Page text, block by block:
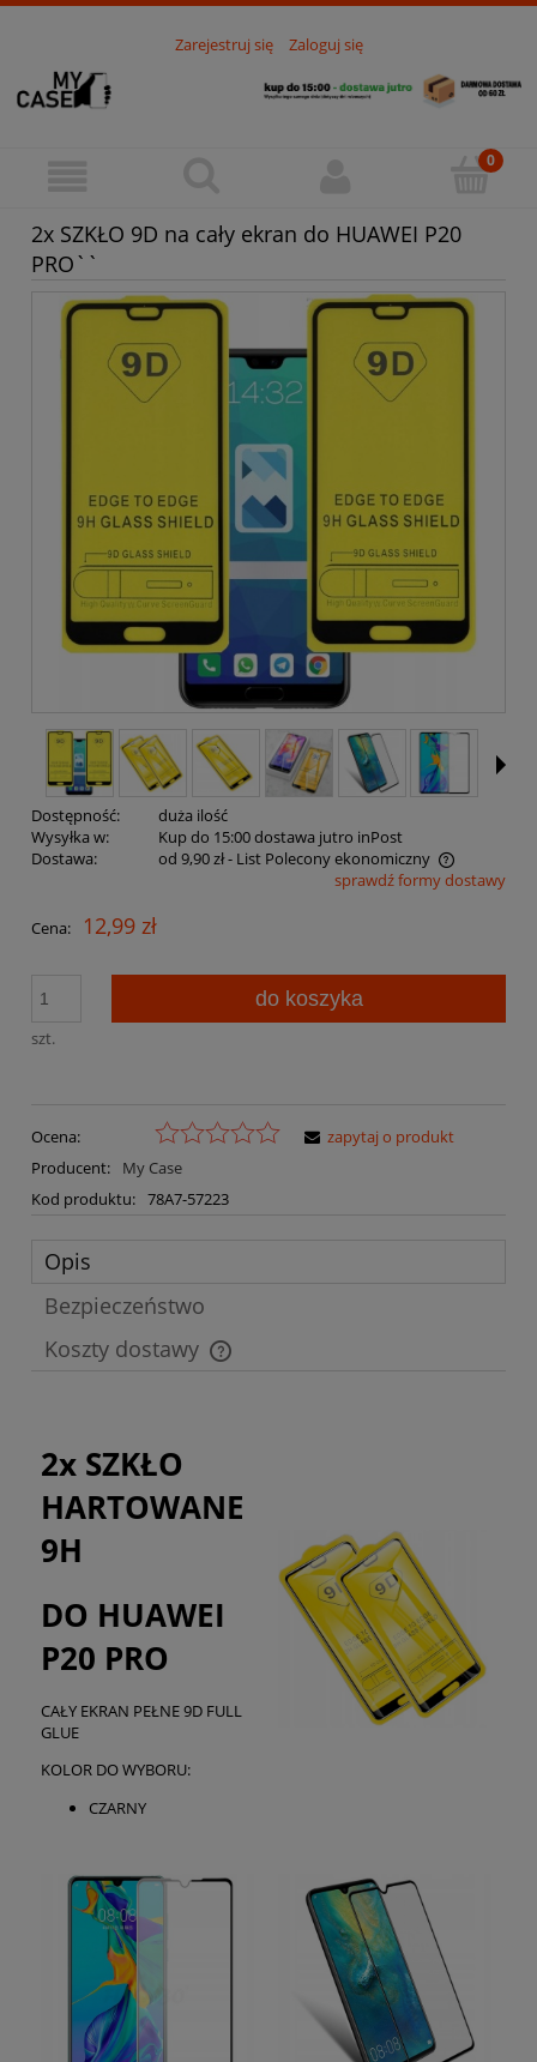
Zarejestruj się Zaloguj się
2x SZKŁO 9D na cały ekran do HUAWEI P20
PRO``
Dostępność:
duża ilość
Wysyłka w:
Kup do 15:00 dostawa jutro inPost
Dostawa:
od 9,90 zł- List Polecony ekonomiczny
Cena nie zawiera ewentualnych kosztów płatnościsprawdź formy dostawy
Cena: 12,99 zł
szt.
do koszyka
Ocena:
Producent:
My Case
Kod produktu: 78A7-57223
zapytaj o produkt
Opis
Bezpieczeństwo
Koszty dostawy
Cena nie zawiera ewentualnych kosztów płatności
2x SZKŁO
HARTOWANE
9H
DO HUAWEI
P20 PRO
CAŁY EKRAN PEŁNE 9D FULL
GLUE
KOLOR DO WYBORU:
CZARNY